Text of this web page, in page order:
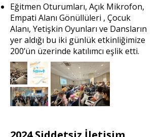
Eğitmen Oturumları, Açık Mikrofon,
Empati Alanı Gönüllüleri , Çocuk
Alanı, Yetişkin Oyunları ve Dansların
yer aldığı bu iki günlük etkinliğimize
200’ün üzerinde katılımcı eşlik etti.